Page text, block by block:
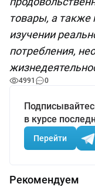
товары, а также
изучении
потребления,
4991 0
в курсе
Перейти
Рекомендуем